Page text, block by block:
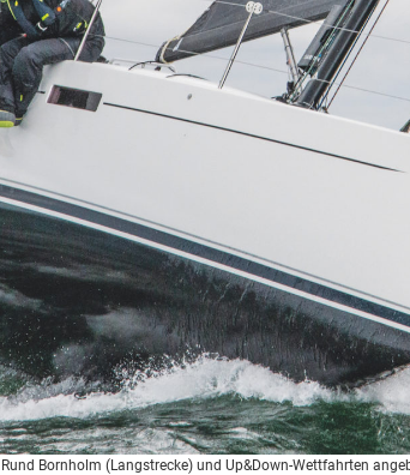
Bornholm (Langstrecke) und Up&Down-Wettfahrten